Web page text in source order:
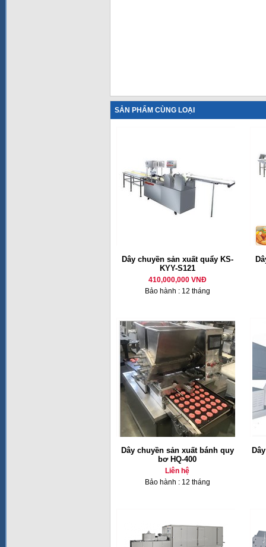
SẢN PHẨM CÙNG LOẠI
Dây chuyền sản xuất quẩy KS-
KYY-S121
410,000,000 VNĐ
Bảo hành : 12 tháng
Dây chuyền sản xuất bánh quy
bơ HQ-400
Liên hệ
Bảo hành : 12 tháng